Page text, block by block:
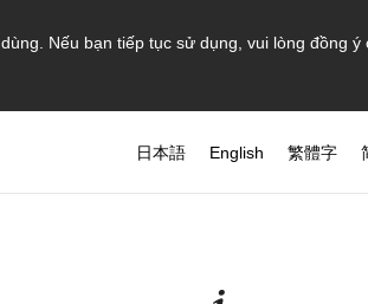
Nếu bạn tiếp tục sử dụng, vui lòng đồng
日本語 English 繁體字